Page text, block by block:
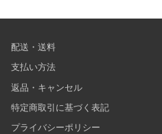
配送・送料
支払い方法
返品・キャンセル
特定商取引に基づく表記
プライバシーポリシー